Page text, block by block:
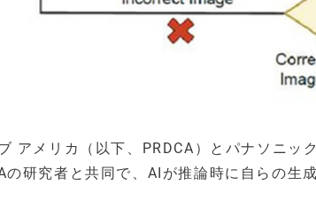
アメリカ（以下、PRDCA）とパナソニッ
研究者と共同で、AIが推論時に自らの生